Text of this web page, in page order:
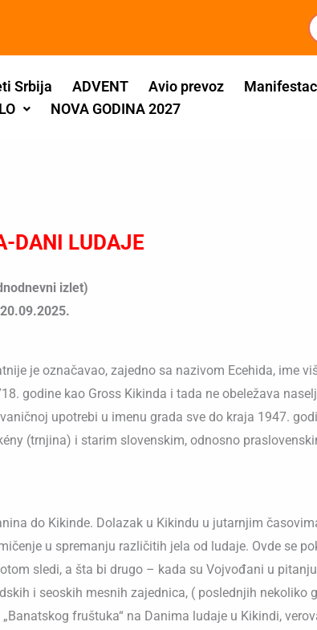
Srbija ADVENT Avio prevoz
NOVA GODINA 2027
DANI LUDAJE
izlet)
20.09.2025.
je označavao, zajedno sa nazivom Ecehida, ime
godine kao Gross Kikinda i tada ne obeležava
upotrebi u imenu grada sve do kraja 1947.
(trnjina) i starim slovenskim, odnosno
do Kikinde. Dolazak u Kikindu u jutarnjim
u spremanju različitih jela od ludaje. Ovde se
sledi, a šta bi drugo – kada su Vojvođani u
i seoskih mesnih zajednica, ( poslednjih nekoliko
fruštuka“ na Danima ludaje u Kikindi,